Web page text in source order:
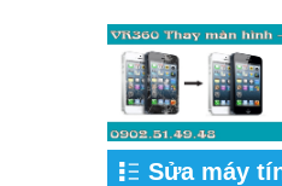
Sửa máy